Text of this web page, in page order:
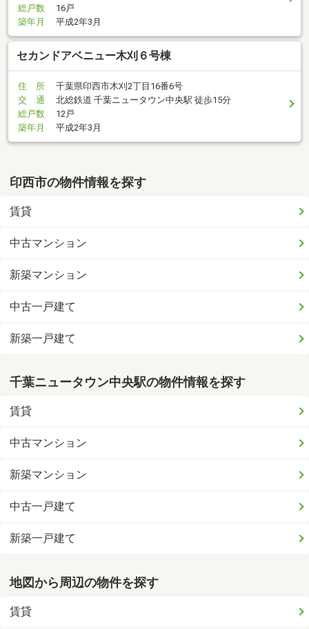
総戸数
16戸
築年月
平成2年3月
セカンドアベニュー木刈６号棟
住 所
千葉県印西市木刈2丁目16番6号
交 通
北総鉄道 千葉ニュータウン中央駅 徒歩15分
総戸数
12戸
築年月
平成2年3月
印西市の物件情報を探す
賃貸
中古マンション
新築マンション
中古一戸建て
新築一戸建て
千葉ニュータウン中央駅の物件情報を探す
賃貸
中古マンション
新築マンション
中古一戸建て
新築一戸建て
地図から周辺の物件を探す
賃貸